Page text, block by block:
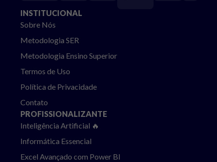
INSTITUCIONAL
Sobre Nós
Metodologia SER
Metodologia Ensino Superior
Termos de Uso
Política de Privacidade
Contato
PROFISSIONALIZANTE
Inteligência Artificial 🔥
Informática Essencial
Excel Avançado com Power BI